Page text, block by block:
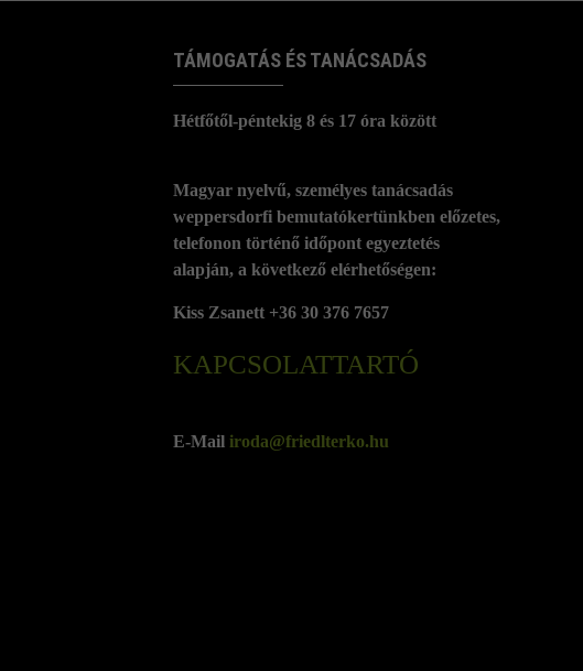
TÁMOGATÁS ÉS TANÁCSADÁS
Hétfőtől-péntekig 8 és 17 óra között
KAPCSOLATTARTÓ
Magyar nyelvű, személyes tanácsadás
weppersdorfi bemutatókertünkben előzetes,
telefonon történő időpont egyeztetés
alapján, a következő elérhetőségen:
Kiss Zsanett +36 30 376 7657
E-Mail iroda@friedlterko.hu